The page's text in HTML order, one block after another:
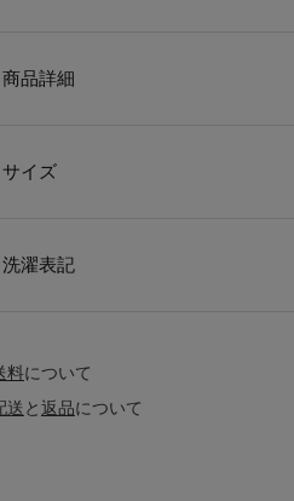
商品詳細
サイズ
洗濯表記
料について
送と返品について